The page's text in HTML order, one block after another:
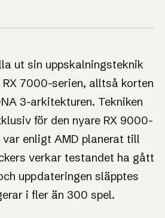
FSR
än
kommer äntligen till förra
kort – och AMD släppte den i
ut sin uppskalningsteknik
RX 7000-serien, alltså korten
3-arkitekturen. Tekniken
för den nyare RX 9000-
enligt AMD planerat till
verkar testandet ha gått
uppdateringen släpptes
i fler än 300 spel.